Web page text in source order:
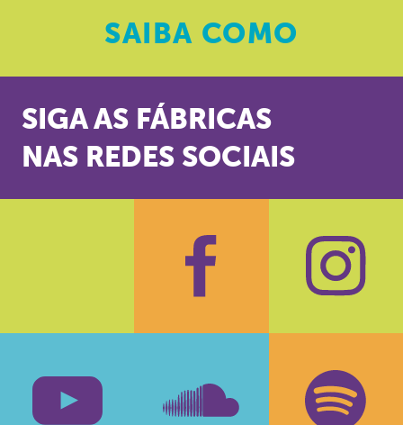
SAIBA COMO
SIGA AS FÁBRICAS
NAS REDES SOCIAIS
Facebook